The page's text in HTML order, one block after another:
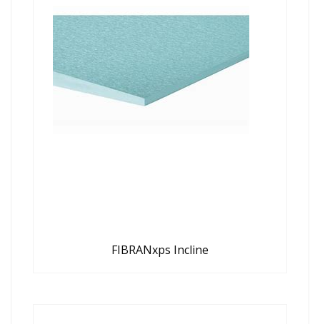
FIBRANxps Incline